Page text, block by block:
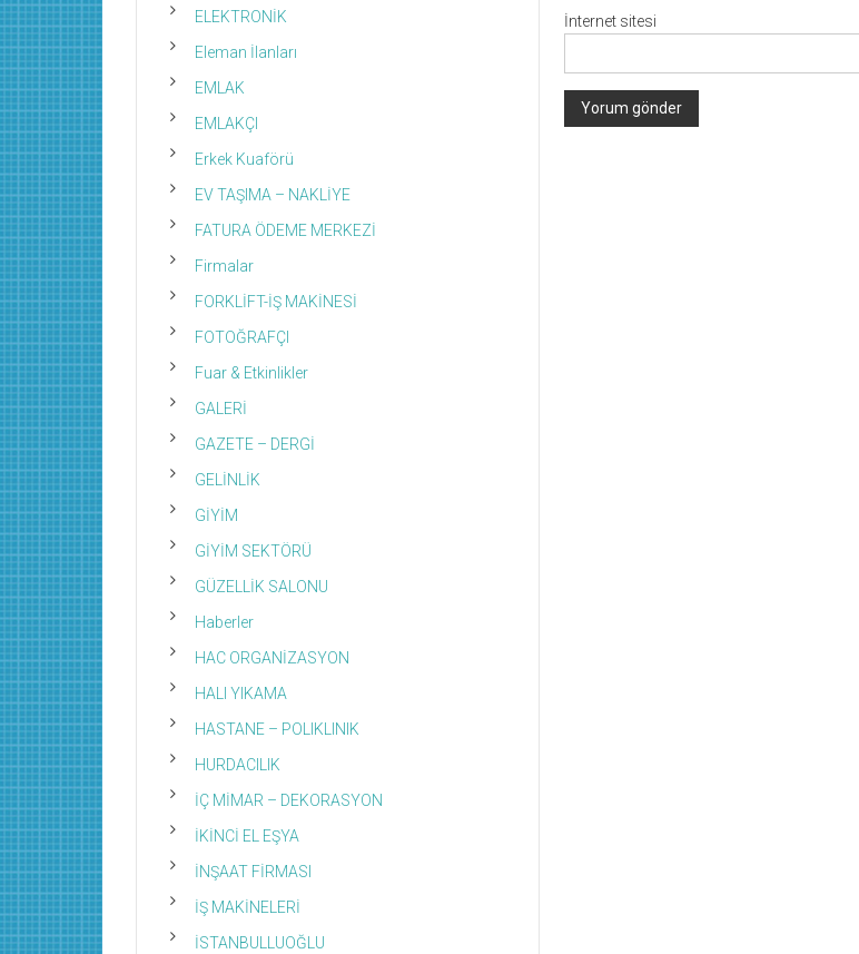
İnternet sitesi
ELEKTRONİK
Eleman İlanları
EMLAK
EMLAKÇI
Erkek Kuaförü
EV TAŞIMA – NAKLİYE
FATURA ÖDEME MERKEZİ
Firmalar
FORKLİFT-İŞ MAKİNESİ
FOTOĞRAFÇI
Fuar & Etkinlikler
GALERİ
GAZETE – DERGİ
GELİNLİK
GİYİM
GİYİM SEKTÖRÜ
GÜZELLİK SALONU
Haberler
HAC ORGANİZASYON
HALI YIKAMA
HASTANE – POLIKLINIK
HURDACILIK
İÇ MİMAR – DEKORASYON
İKİNCİ EL EŞYA
İNŞAAT FİRMASI
İŞ MAKİNELERİ
İSTANBULLUOĞLU